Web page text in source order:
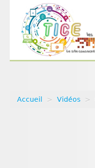
Accueil > Vidéos >